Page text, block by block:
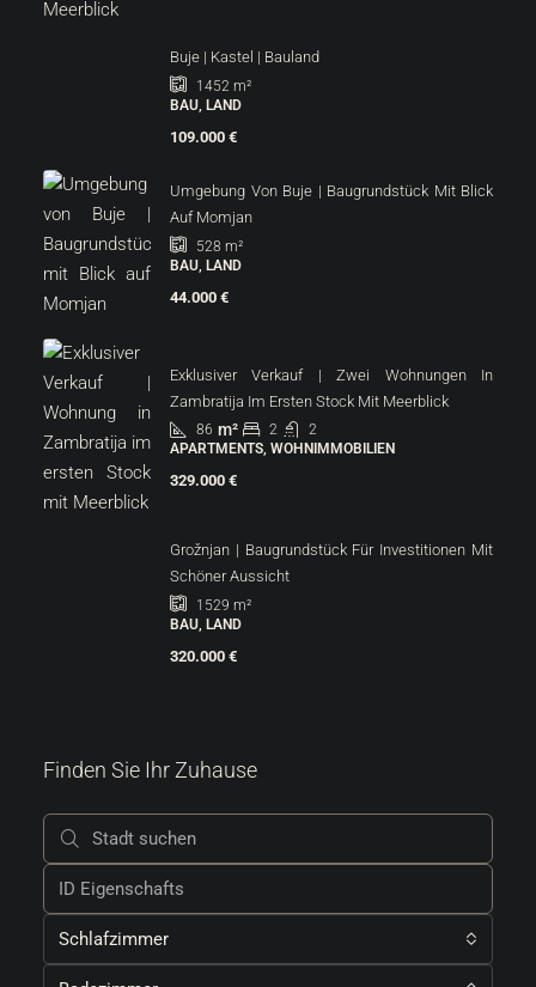
Buje | Kastel | Bauland
1452 m²
BAU, LAND
109.000 €
Umgebung Von Buje | Baugrundstück Mit Blick
Auf Momjan
528 m²
BAU, LAND
44.000 €
Exklusiver Verkauf | Zwei Wohnungen In
Zambratija Im Ersten Stock Mit Meerblick
86 m² 2
2
APARTMENTS, WOHNIMMOBILIEN
329.000 €
Grožnjan | Baugrundstück Für Investitionen Mit
Schöner Aussicht
1529 m²
BAU, LAND
320.000 €
Finden Sie Ihr Zuhause
Schlafzimmer